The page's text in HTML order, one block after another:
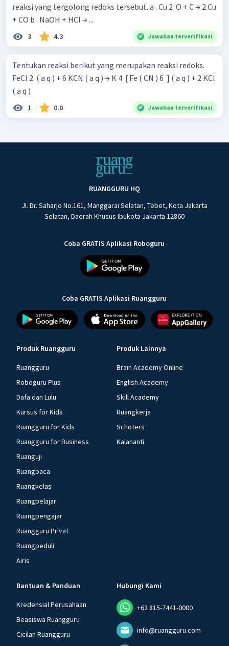
reaksi yang tergolong redoks tersebut. a . Cu 2 ​ O + C → 2 Cu
+ CO b . NaOH + HCl → ...
3 4.3 Jawaban terverifikasi
Tentukan reaksi berikut yang merupakan reaksi redoks.
FeCl 2 ​ ( a q ) + 6 KCN ( a q ) → K 4 ​ [ Fe ( CN ) 6 ​ ] ( a q ) + 2 KCl
( a q )
1 0.0 Jawaban terverifikasi
RUANGGURU HQ
Jl. Dr. Saharjo No.161, Manggarai Selatan, Tebet, Kota Jakarta
Selatan, Daerah Khusus Ibukota Jakarta 12860
Coba GRATIS Aplikasi Roboguru
Coba GRATIS Aplikasi Ruangguru
Produk Ruangguru
Ruangguru
Roboguru Plus
Dafa dan Lulu
Kursus for Kids
Ruangguru for Kids
Ruangguru for Business
Ruanguji
Ruangbaca
Ruangkelas
Ruangbelajar
Ruangpengajar
Ruangguru Privat
Ruangpeduli
Airis
Produk Lainnya
Brain Academy Online
English Academy
Skill Academy
Ruangkerja
Schoters
Kalananti
Bantuan & Panduan
Kredensial Perusahaan
Beasiswa Ruangguru
Cicilan Ruangguru
Hubungi Kami
+62 815-7441-0000
info@ruangguru.com